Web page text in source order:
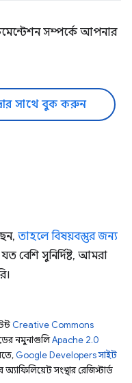
সম্পর্কে আপনার
সাথে বুক করুন
তাহলে বিষয়বস্তুর জন্য
বেশি সুনির্দিষ্ট, আমরা
Creative Commons
নমুনাগুলিApache 2.0
Google Developers সাইট
সংস্থার রেজিস্টার্ড